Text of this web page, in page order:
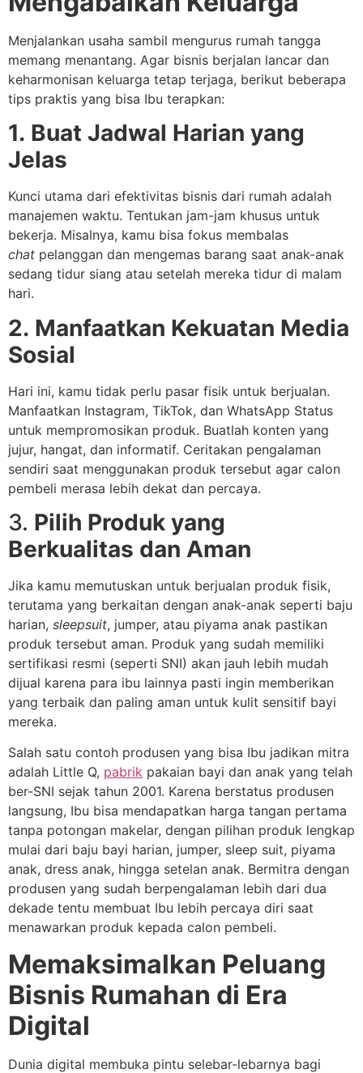
Menjalankan usaha sambil mengurus rumah tangga
memang menantang. Agar bisnis berjalan lancar dan
keharmonisan keluarga tetap terjaga, berikut beberapa
tips praktis yang bisa Ibu terapkan:
1. Buat Jadwal Harian yang
Jelas
Kunci utama dari efektivitas bisnis dari rumah adalah
manajemen waktu. Tentukan jam-jam khusus untuk
bekerja. Misalnya, kamu bisa fokus membalas
chat pelanggan dan mengemas barang saat anak-anak
sedang tidur siang atau setelah mereka tidur di malam
hari.
2. Manfaatkan Kekuatan Media
Sosial
Hari ini, kamu tidak perlu pasar fisik untuk berjualan.
Manfaatkan Instagram, TikTok, dan WhatsApp Status
untuk mempromosikan produk. Buatlah konten yang
jujur, hangat, dan informatif. Ceritakan pengalaman
sendiri saat menggunakan produk tersebut agar calon
pembeli merasa lebih dekat dan percaya.
3. Pilih Produk yang
Berkualitas dan Aman
Jika kamu memutuskan untuk berjualan produk fisik,
terutama yang berkaitan dengan anak-anak seperti baju
harian, sleepsuit, jumper, atau piyama anak pastikan
produk tersebut aman. Produk yang sudah memiliki
sertifikasi resmi (seperti SNI) akan jauh lebih mudah
dijual karena para ibu lainnya pasti ingin memberikan
yang terbaik dan paling aman untuk kulit sensitif bayi
mereka.
Salah satu contoh produsen yang bisa Ibu jadikan mitra
adalah Little Q, pabrik pakaian bayi dan anak yang telah
ber-SNI sejak tahun 2001. Karena berstatus produsen
langsung, Ibu bisa mendapatkan harga tangan pertama
tanpa potongan makelar, dengan pilihan produk lengkap
mulai dari baju bayi harian, jumper, sleep suit, piyama
anak, dress anak, hingga setelan anak. Bermitra dengan
produsen yang sudah berpengalaman lebih dari dua
dekade tentu membuat Ibu lebih percaya diri saat
menawarkan produk kepada calon pembeli.
Memaksimalkan Peluang
Bisnis Rumahan di Era
Digital
Dunia digital membuka pintu selebar-lebarnya bagi